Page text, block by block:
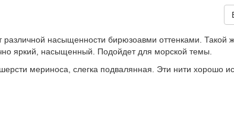
различной насыщенности бирюзоавми оттенками. Такой
яркий, насыщенный. Подойдет для морской темы.
мериноса, слегка подвалянная. Эти нити хорошо